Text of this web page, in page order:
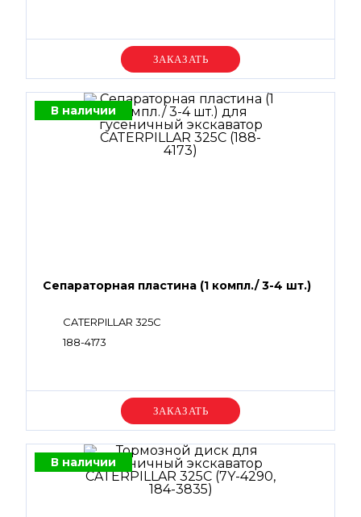
Уточняйте цену
В наличии
Сепараторная пластина (1 компл./ 3-4 шт.)
CATERPILLAR 325C
188-4173
Уточняйте цену
В наличии